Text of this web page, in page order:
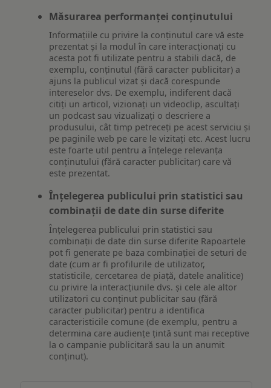
Măsurarea performanței conținutului
Informațiile cu privire la conținutul care vă este
prezentat și la modul în care interacționați cu
acesta pot fi utilizate pentru a stabili dacă, de
exemplu, conținutul (fără caracter publicitar) a
ajuns la publicul vizat și dacă corespunde
intereselor dvs. De exemplu, indiferent dacă
citiți un articol, vizionați un videoclip, ascultați
un podcast sau vizualizați o descriere a
produsului, cât timp petreceți pe acest serviciu și
pe paginile web pe care le vizitați etc. Acest lucru
este foarte util pentru a înțelege relevanța
conținutului (fără caracter publicitar) care vă
este prezentat.
Înțelegerea publicului prin statistici sau
combinații de date din surse diferite
Înțelegerea publicului prin statistici sau
combinații de date din surse diferite Rapoartele
pot fi generate pe baza combinației de seturi de
date (cum ar fi profilurile de utilizator,
statisticile, cercetarea de piață, datele analitice)
cu privire la interacțiunile dvs. și cele ale altor
utilizatori cu conținut publicitar sau (fără
caracter publicitar) pentru a identifica
caracteristicile comune (de exemplu, pentru a
determina care audiențe țintă sunt mai receptive
la o campanie publicitară sau la un anumit
conținut).